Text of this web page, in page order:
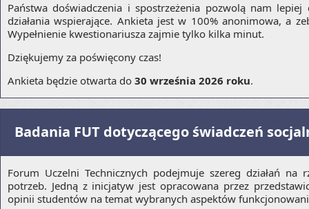
Państwa doświadczenia i spostrzeżenia pozwolą nam
działania wspierające. Ankieta jest w 100% anonimowa, a
Wypełnienie kwestionariusza zajmie tylko kilka minut.
Dziękujemy za poświęcony czas!
Ankieta będzie otwarta do 30 września 2026 roku.
Badania FUT dotyczącego świadczeń
Forum Uczelni Technicznych podejmuje szereg działań
potrzeb. Jedną z inicjatyw jest opracowana przez
opinii studentów na temat wybranych aspektów